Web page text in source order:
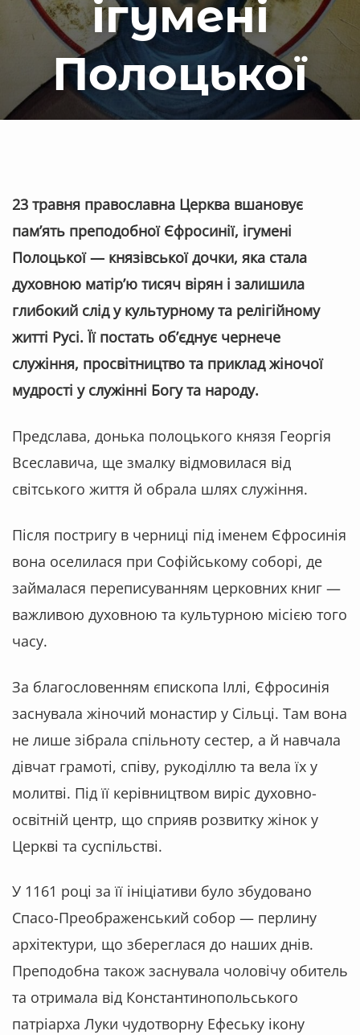
ігумені
Полоцької
23 травня православна Церква вшановує
пам’ять преподобної Єфросинії, ігумені
Полоцької — князівської дочки, яка стала
духовною матір’ю тисяч вірян і залишила
глибокий слід у культурному та релігійному
житті Русі. Її постать об’єднує чернече
служіння, просвітництво та приклад жіночої
мудрості у служінні Богу та народу.
Предслава, донька полоцького князя Георгія
Всеславича, ще змалку відмовилася від
світського життя й обрала шлях служіння.
Після постригу в черниці під іменем Єфросинія
вона оселилася при Софійському соборі, де
займалася переписуванням церковних книг —
важливою духовною та культурною місією того
часу.
За благословенням єпископа Іллі, Єфросинія
заснувала жіночий монастир у Сільці. Там вона
не лише зібрала спільноту сестер, а й навчала
дівчат грамоті, співу, рукоділлю та вела їх у
молитві. Під її керівництвом виріс духовно-
освітній центр, що сприяв розвитку жінок у
Церкві та суспільстві.
У 1161 році за її ініціативи було збудовано
Спасо-Преображенський собор — перлину
архітектури, що збереглася до наших днів.
Преподобна також заснувала чоловічу обитель
та отримала від Константинопольського
патріарха Луки чудотворну Ефеську ікону